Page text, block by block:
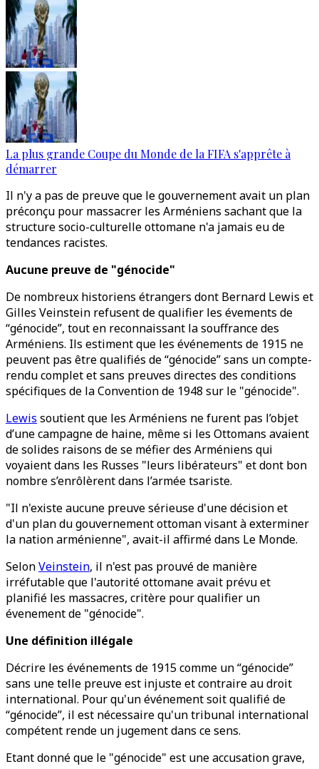
La plus grande Coupe du Monde de la FIFA s'apprête à
démarrer
Il n'y a pas de preuve que le gouvernement avait un plan
préconçu pour massacrer les Arméniens sachant que la
structure socio-culturelle ottomane n'a jamais eu de
tendances racistes.
Aucune preuve de "génocide"
De nombreux historiens étrangers dont Bernard Lewis et
Gilles Veinstein refusent de qualifier les évements de
“génocide”, tout en reconnaissant la souffrance des
Arméniens. Ils estiment que les événements de 1915 ne
peuvent pas être qualifiés de “génocide” sans un compte-
rendu complet et sans preuves directes des conditions
spécifiques de la Convention de 1948 sur le "génocide".
Lewis soutient que les Arméniens ne furent pas l’objet
d’une campagne de haine, même si les Ottomans avaient
de solides raisons de se méfier des Arméniens qui
voyaient dans les Russes "leurs libérateurs" et dont bon
nombre s’enrôlèrent dans l’armée tsariste.
"Il n'existe aucune preuve sérieuse d'une décision et
d'un plan du gouvernement ottoman visant à exterminer
la nation arménienne", avait-il affirmé dans Le Monde.
SelonVeinstein, il n'est pas prouvé de manière
irréfutable que l'autorité ottomane avait prévu et
planifié les massacres, critère pour qualifier un
évenement de "génocide".
Une définition illégale
Décrire les événements de 1915 comme un “génocide”
sans une telle preuve est injuste et contraire au droit
international. Pour qu'un événement soit qualifié de
“génocide”, il est nécessaire qu'un tribunal international
compétent rende un jugement dans ce sens.
Etant donné que le "génocide" est une accusation grave,